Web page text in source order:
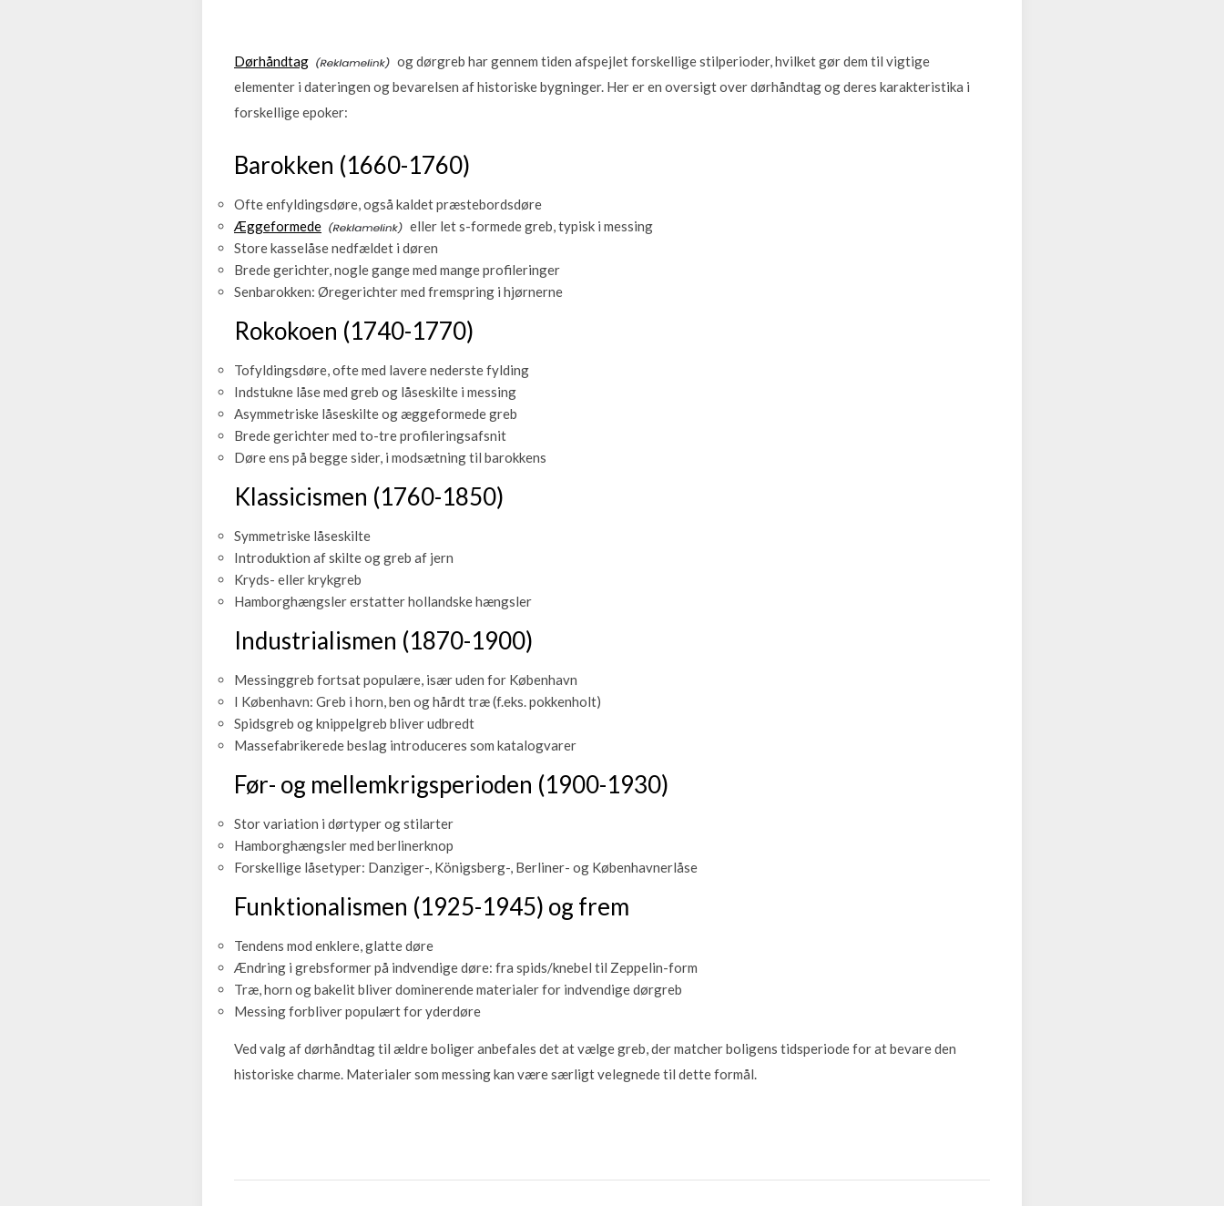
Dørhåndtag
og dørgreb har gennem tiden afspejlet forskellige stilperioder, hvilket gør dem til vigtige
elementer i dateringen og bevarelsen af historiske bygninger. Her er en oversigt over dørhåndtag og deres karakteristika i
forskellige epoker:
Barokken (1660-1760)
Ofte enfyldingsdøre, også kaldet præstebordsdøre
Æggeformede
eller let s-formede greb, typisk i messing
Store kasselåse nedfældet i døren
Brede gerichter, nogle gange med mange profileringer
Senbarokken: Øregerichter med fremspring i hjørnerne
Rokokoen (1740-1770)
Tofyldingsdøre, ofte med lavere nederste fylding
Indstukne låse med greb og låseskilte i messing
Asymmetriske låseskilte og æggeformede greb
Brede gerichter med to-tre profileringsafsnit
Døre ens på begge sider, i modsætning til barokkens
Klassicismen (1760-1850)
Symmetriske låseskilte
Introduktion af skilte og greb af jern
Kryds- eller krykgreb
Hamborghængsler erstatter hollandske hængsler
Industrialismen (1870-1900)
Messinggreb fortsat populære, især uden for København
I København: Greb i horn, ben og hårdt træ (f.eks. pokkenholt)
Spidsgreb og knippelgreb bliver udbredt
Massefabrikerede beslag introduceres som katalogvarer
Før- og mellemkrigsperioden (1900-1930)
Stor variation i dørtyper og stilarter
Hamborghængsler med berlinerknop
Forskellige låsetyper: Danziger-, Königsberg-, Berliner- og Københavnerlåse
Funktionalismen (1925-1945) og frem
Tendens mod enklere, glatte døre
Ændring i grebsformer på indvendige døre: fra spids/knebel til Zeppelin-form
Træ, horn og bakelit bliver dominerende materialer for indvendige dørgreb
Messing forbliver populært for yderdøre
Ved valg af dørhåndtag til ældre boliger anbefales det at vælge greb, der matcher boligens tidsperiode for at bevare den
historiske charme. Materialer som messing kan være særligt velegnede til dette formål.